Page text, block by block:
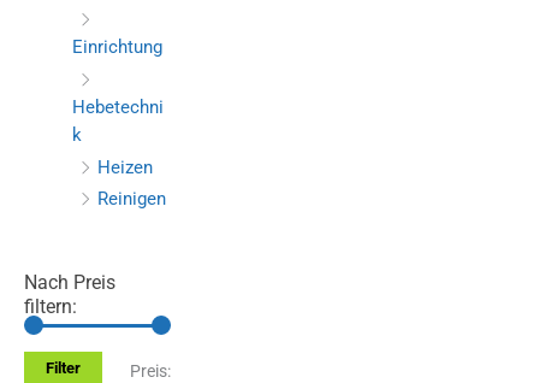
Einrichtung
Hebetechni
k
Heizen
Reinigen
Nach Preis
filtern:
MM
Filter
Preis: